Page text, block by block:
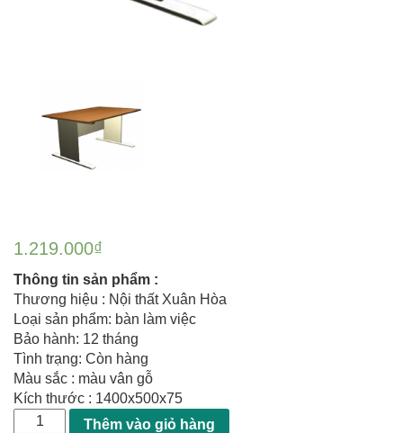
1.219.000₫
Thông tin sản phẩm :
Thương hiệu : Nội thất Xuân Hòa
Loại sản phẩm: bàn làm việc
Bảo hành: 12 tháng
Tình trạng: Còn hàng
Màu sắc : màu vân gỗ
Kích thước : 1400x500x75
Thêm vào giỏ hàng